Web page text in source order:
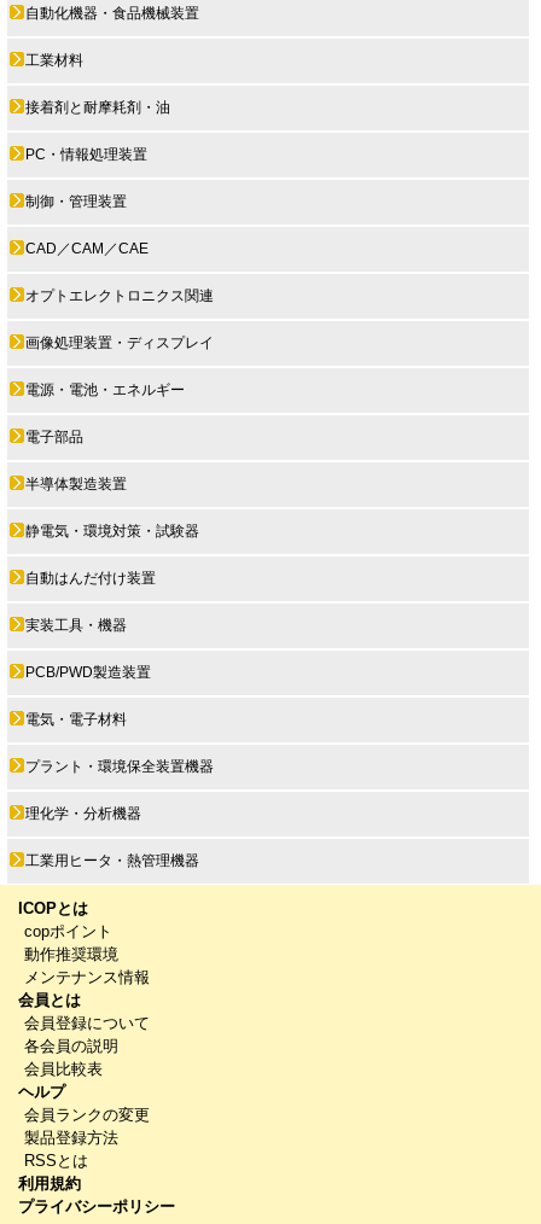
自動化機器・食品機械装置
工業材料
接着剤と耐摩耗剤・油
PC・情報処理装置
制御・管理装置
CAD／CAM／CAE
オプトエレクトロニクス関連
画像処理装置・ディスプレイ
電源・電池・エネルギー
電子部品
半導体製造装置
静電気・環境対策・試験器
自動はんだ付け装置
実装工具・機器
PCB/PWD製造装置
電気・電子材料
プラント・環境保全装置機器
理化学・分析機器
工業用ヒータ・熱管理機器
ICOPとは
copポイント
動作推奨環境
メンテナンス情報
会員とは
会員登録について
各会員の説明
会員比較表
ヘルプ
会員ランクの変更
製品登録方法
RSSとは
利用規約
プライバシーポリシー